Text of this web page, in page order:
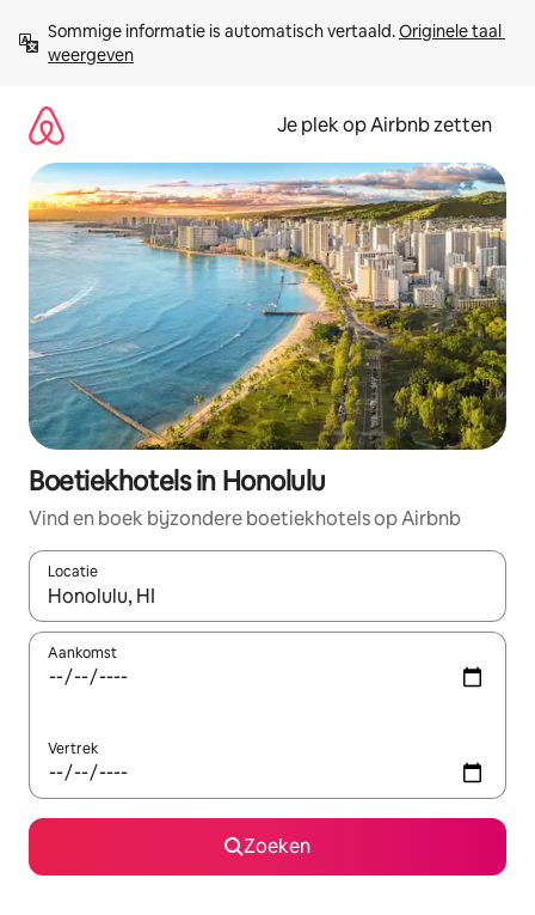
direct
naar
Sommige informatie is automatisch vertaald. Originele taal
weergeven
Je plek op Airbnb zetten
Boetiekhotels in Honolulu
Vind en boek bijzondere boetiekhotels op Airbnb
Locatie
Wanneer er resultaten beschikbaar zijn, maak je een keuze
Aankomst
Vertrek
Zoeken